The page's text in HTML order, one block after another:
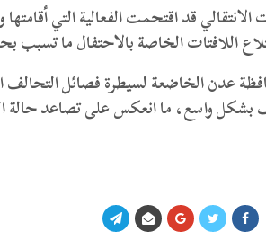
قد اقتحمت الفعالية التي
اللافتات الخاصة بالاحتفال ما تسبب
عدن الخاضعة لسيطرة فصائل التحالف
بشكل واسع، ما انعكس على تصاعد حالة